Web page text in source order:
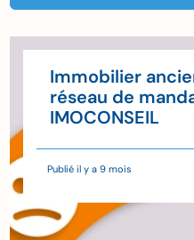
Immobilier
réseau de
IMOCONSEIL
Publié il y a 9 mois